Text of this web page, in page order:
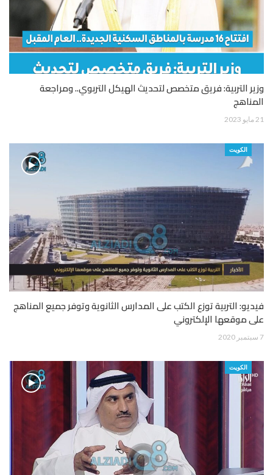
وزير التربية: فريق متخصص لتحديث الهيكل التربوي.. ومراجعة
المناهج
21 مايو 2023
الكويت
فيديو: التربية توزع الكتب على المدارس الثانوية وتوفر جميع المناهج
على موقعها الإلكتروني
7 سبتمبر 2020
الكويت